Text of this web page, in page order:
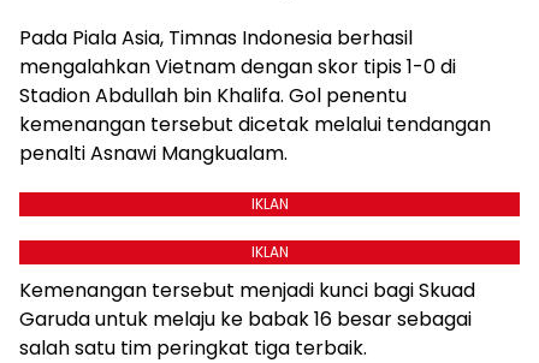
Pada Piala Asia, Timnas Indonesia berhasil
mengalahkan Vietnam dengan skor tipis 1-0 di
Stadion Abdullah bin Khalifa. Gol penentu
kemenangan tersebut dicetak melalui tendangan
penalti Asnawi Mangkualam.
IKLAN
IKLAN
Kemenangan tersebut menjadi kunci bagi Skuad
Garuda untuk melaju ke babak 16 besar sebagai
salah satu tim peringkat tiga terbaik.